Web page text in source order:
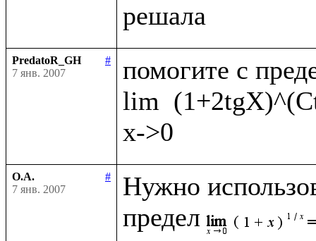
PredatoR_GH
#
7 янв. 2007
помогите с
lim
О.А.
#
7 янв. 2007
Нужно
предел